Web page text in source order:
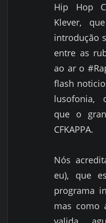
Hip Hop
Klever,
introdução
entre as
ao ar o
flash
lusofonia,
que o
CFKAPPA.
Nós
eu), que
programa
mas como